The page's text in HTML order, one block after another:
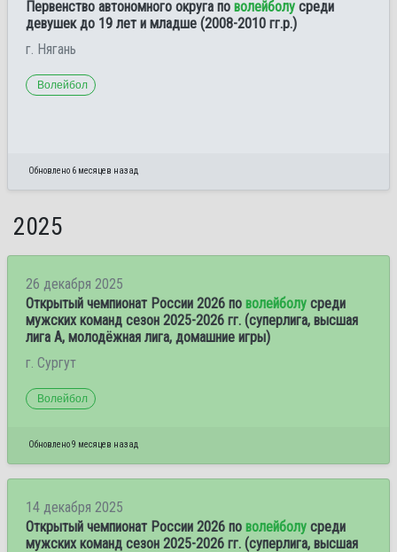
Первенство автономного округа по волейболу среди
девушек до 19 лет и младше (2008-2010 гг.р.)
г. Нягань
Волейбол
Обновлено 6 месяцев назад
2025
26 декабря 2025
Открытый чемпионат России 2026 по волейболу среди
мужских команд сезон 2025-2026 гг. (суперлига, высшая
лига А, молодёжная лига, домашние игры)
г. Сургут
Волейбол
Обновлено 9 месяцев назад
14 декабря 2025
Открытый чемпионат России 2026 по волейболу среди
мужских команд сезон 2025-2026 гг. (суперлига, высшая